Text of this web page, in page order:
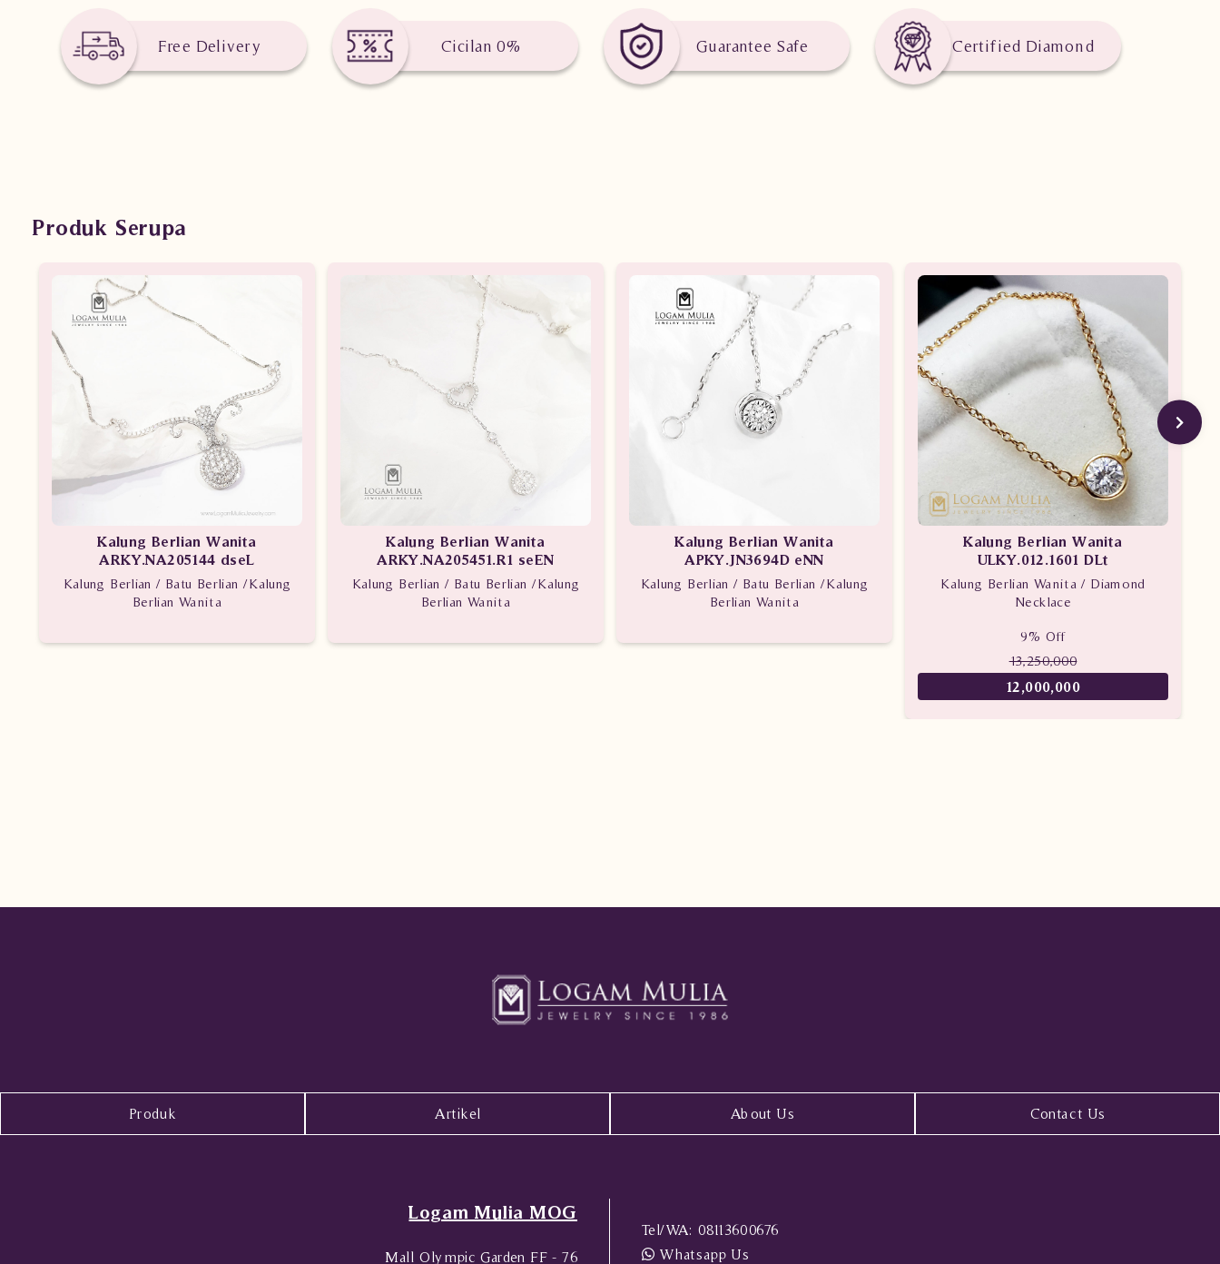
Free Delivery Cicilan 0% Guarantee Safe Certified Diamond
Produk Serupa
Kalung Berlian Wanita
ARKY.NA205144 dseL
Kalung Berlian / Batu Berlian /Kalung
Berlian Wanita
Kalung Berlian Wanita
ARKY.NA205451.R1 seEN
Kalung Berlian / Batu Berlian /Kalung
Berlian Wanita
Kalung Berlian Wanita
APKY.JN3694D eNN
Kalung Berlian / Batu Berlian /Kalung
Berlian Wanita
Kalung Berlian Wanita
ULKY.012.1601 DLt
Kalung Berlian Wanita / Diamond
Necklace
9% Off
13,250,000
12,000,000
Produk Artikel About Us Contact Us
Logam Mulia MOG
Mall Olympic Garden FF - 76
Tel/WA: 08113600676
Whatsapp Us